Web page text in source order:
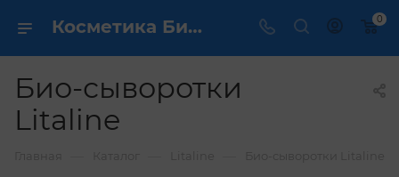
Косметика Био-сыворотки Litaline - купить в интернет магазине ✔️ по выгодной цене 0
Био-сыворотки
Litaline